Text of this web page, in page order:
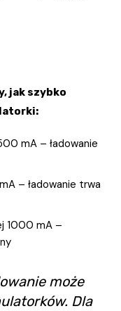
jak szybko
mA – ładowanie
– ładowanie trwa
1000 mA –
może
Dla